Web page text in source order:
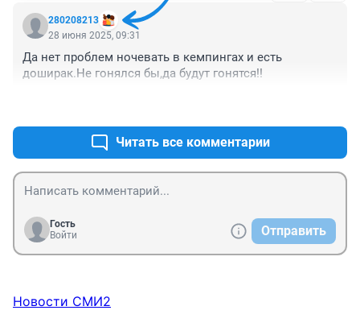
280208213
28 июня 2025, 09:31
Да нет проблем ночевать в кемпингах и есть
доширак.Не гонялся бы,да будут гонятся!!
Читать все комментарии
Гость
Войти
Отправить
Новости СМИ2